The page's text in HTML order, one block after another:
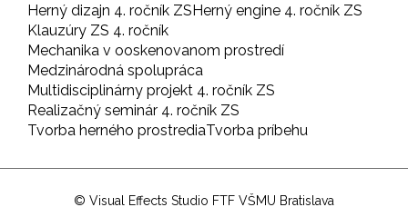
Herný dizajn 4. ročník ZSHerný engine 4. ročník ZS
Klauzúry ZS 4. ročník
Mechanika v ooskenovanom prostredí
Medzinárodná spolupráca
Multidisciplinárny projekt 4. ročník ZS
Realizačný seminár 4. ročník ZS
Tvorba herného prostrediaTvorba príbehu
© Visual Effects Studio FTF VŠMU Bratislava